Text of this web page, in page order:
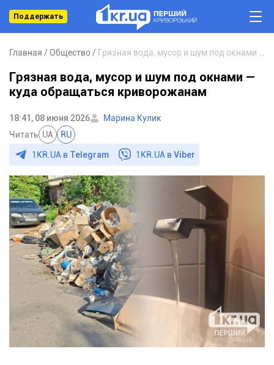
Поддержать
Главная Общество
Грязная вода, мусор и шум под окнами —
куда обращаться криворожанам
18:41, 08 июня 2026
Марина Кулик
Читать UA RU
1KR.UA в Telegram 1KR.UA вViber